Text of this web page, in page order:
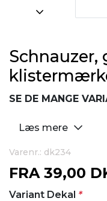
Schnauzer,
SE DE MANGE
Læs mere
Varenr.: dk234
FRA 39,00
Variant Dekal *